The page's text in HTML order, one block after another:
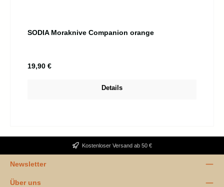
SODIA Moraknive Companion orange
Regulärer Preis:
19,90 €
Details
Kostenloser Versand ab 50 €
Newsletter
Über uns